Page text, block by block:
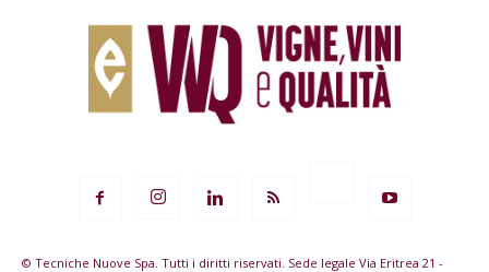
© Tecniche Nuove Spa. Tutti i diritti riservati. Sede legale Via Eritrea 21 -